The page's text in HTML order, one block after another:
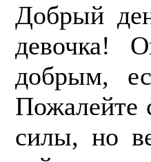
Добрый
девочка!
добрым,
Пожалейте
силы, но